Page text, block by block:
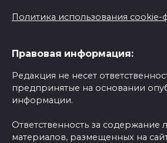
Политика использования cookie-
Правовая информация:
Редакция не несет
предпринятые на основании
информации.
Ответственность за
материалов, размещенных на